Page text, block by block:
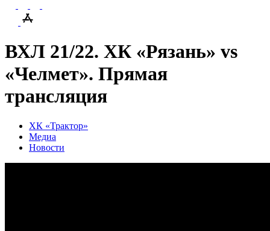
ВХЛ 21/22. ХК «Рязань» vs
«Челмет». Прямая
трансляция
ХК «Трактор»
Медиа
Новости